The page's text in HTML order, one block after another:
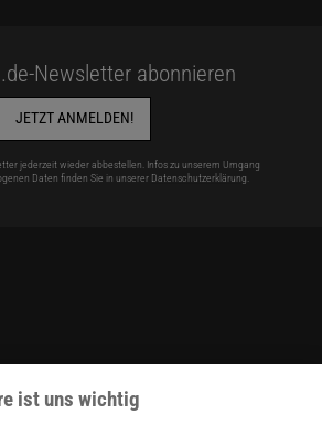
.de-Newsletter abonnieren
JETZT ANMELDEN!
jederzeit wieder abbestellen. Infos zu unserem Umgang
Daten finden Sie in unserer Datenschutzerklärung.
ist uns wichtig